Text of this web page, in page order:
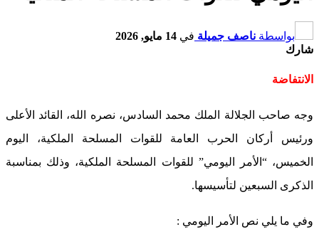
بواسطة ناصف جميلة في 14 مايو, 2026
شارك
الانتفاضة
وجه صاحب الجلالة الملك محمد السادس، نصره الله، القائد الأعلى
ورئيس أركان الحرب العامة للقوات المسلحة الملكية، اليوم
الخميس، “الأمر اليومي” للقوات المسلحة الملكية، وذلك بمناسبة
الذكرى السبعين لتأسيسها.
وفي ما يلي نص الأمر اليومي :